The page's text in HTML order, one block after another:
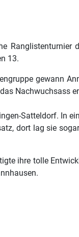
Ranglistenturnier
13.
gewann
Nachwuchsass
Satteldorf. In
dort lag sie
ihre tolle